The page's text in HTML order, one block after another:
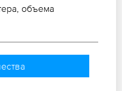
объема